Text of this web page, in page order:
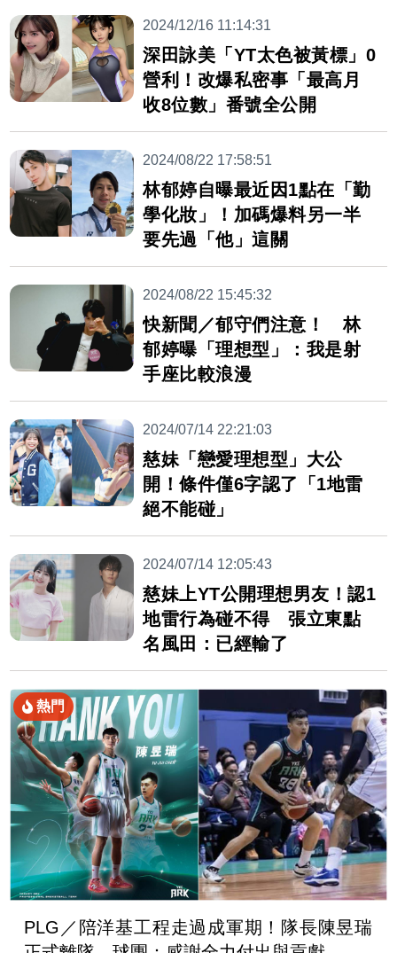
2024/12/16 11:14:31
深田詠美「YT太色被黃標」0
營利！改爆私密事「最高月
收8位數」番號全公開
2024/08/22 17:58:51
林郁婷自曝最近因1點在「勤
學化妝」！加碼爆料另一半
要先過「他」這關
2024/08/22 15:45:32
快新聞／郁守們注意！ 林
郁婷曝「理想型」：我是射
手座比較浪漫
2024/07/14 22:21:03
慈妹「戀愛理想型」大公
開！條件僅6字認了「1地雷
絕不能碰」
2024/07/14 12:05:43
慈妹上YT公開理想男友！認1
地雷行為碰不得 張立東點
名風田：已經輸了
熱門
PLG／陪洋基工程走過成軍期！隊長陳昱瑞